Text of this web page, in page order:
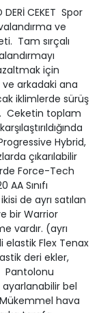
DERİ CEKET Spor
ve
Tam sırçalı
için
arkadaki ana
iklimlerde sürüş
Ceketin toplam
Hybrid,
çıkarılabilir
Force-Tech
Sınıfı
de ayrı satılan
bir Warrior
vardır. (ayrı
elastik Flex Tenax
deri ekler,
Pantolonu
bel
hava